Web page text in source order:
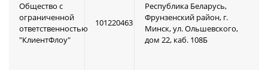
Общество с
ограниченной
ответственностью
"КлиентФлоу"
101220463
Республика Беларусь,
Фрунзенский район, г.
Минск, ул. Ольшевского,
дом 22, каб. 108Б